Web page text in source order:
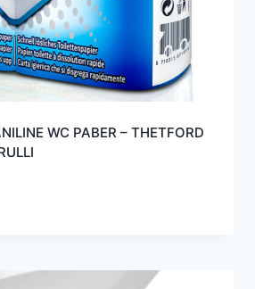
WC PABER – THETFORD